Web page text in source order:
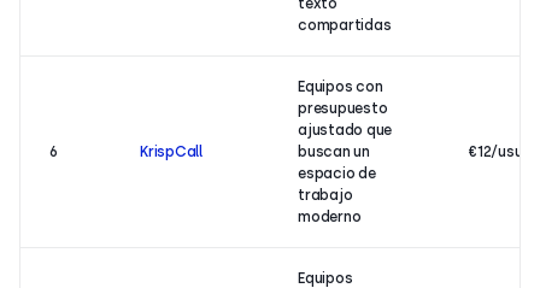
texto
compartidas
6 KrispCall
Equipos con
presupuesto
ajustado que
buscan un
espacio de
trabajo
moderno
€12/
Equipos